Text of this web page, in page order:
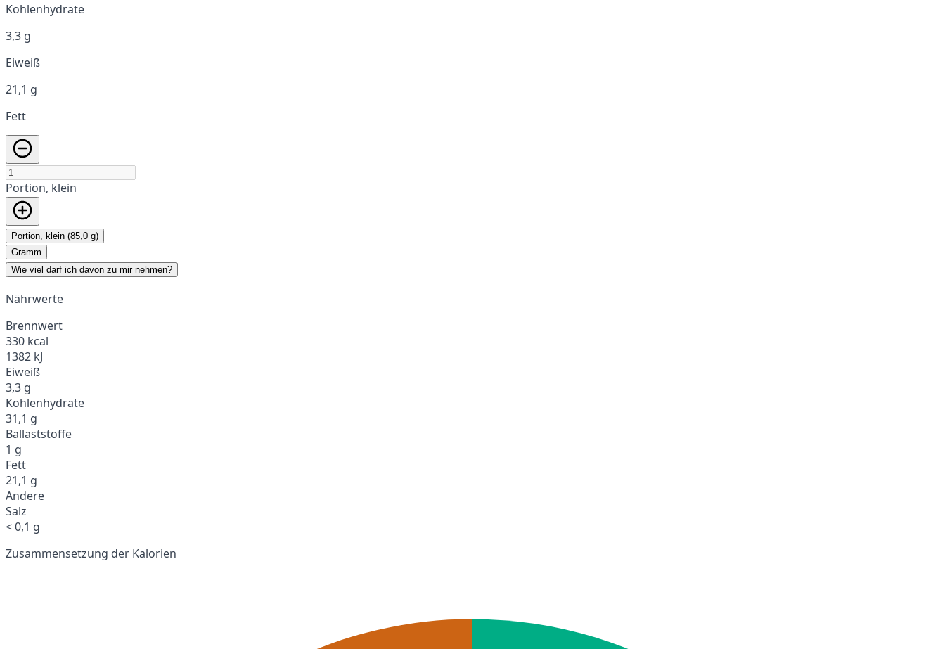
Kohlenhydrate
3,3 g
Eiweiß
21,1 g
Fett
Portion, klein
Portion, klein (85,0 g)
Gramm
Wie viel darf ich davon zu mir nehmen?
Nährwerte
Brennwert
330 kcal
1382 kJ
Eiweiß
3,3 g
Kohlenhydrate
31,1 g
Ballaststoffe
1 g
Fett
21,1 g
Andere
Salz
< 0,1 g
Zusammensetzung der Kalorien